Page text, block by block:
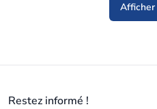
Restez informé !